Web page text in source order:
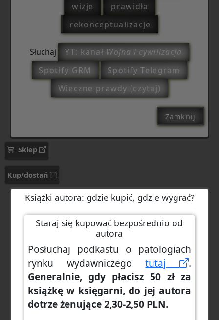
wizje
prawidła
rekonceptualizacje
Słuchaj YT: kanał Wojna i cywilizacja
Spotify GRM
Spotify Telegram
Wieczne prawdy (czytaj)
Zamknij
Sklep
Kup/dostań
Książki autora: gdzie kupić, gdzie wygrać?
Staraj się kupować bezpośrednio od
autora
Posłuchaj podkastu o patologiach
rynku wydawniczegotutaj
.
Generalnie, gdy płacisz 50 zł za
książkę w księgarni, do jej autora
dotrze żenujące 2,30-2,50 PLN.